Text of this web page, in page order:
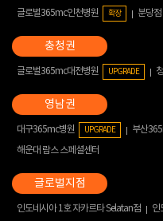
글로벌365mc인천병원 확장 분당점
글로벌365mc대전병원 UPGRADE
대구365mc병원 UPGRADE 부산
해운대 람스 스페셜센터
인도네시아 1호 자카르타 Selatan점
인